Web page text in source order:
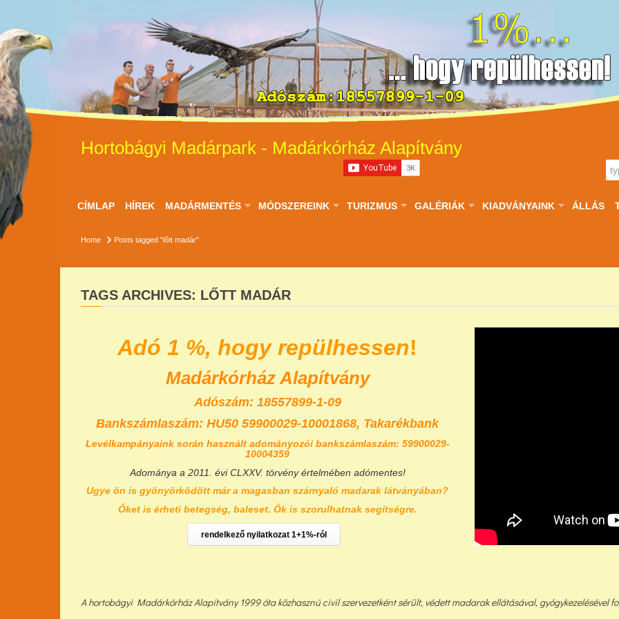
Hortobágyi Madárpark - Madárkórház Alapítvány
CÍMLAP HÍREK MADÁRMENTÉS MÓDSZEREINK TURIZMUS GALÉRIÁK KIADVÁNYAINK ÁLLÁS
Home Posts tagged "lőtt madár"
TAGS ARCHIVES: LŐTT MADÁR
Adó 1 %, hogy repülhessen!
Madárkórház Alapítvány
Adószám: 18557899-1-09
Bankszámlaszám: HU50 59900029-10001868, Takarékbank
Levélkampányaink során használt adományozói bankszámlaszám: 59900029-
10004359
Adománya a 2011. évi CLXXV. törvény értelmében adómentes!
Ugye ön is gyönyörködött már a magasban szárnyaló madarak látványában?
Őket is érheti betegség, baleset. Ők is szorulhatnak segítségre.
rendelkező nyilatkozat 1+1%-ról
A hortobágyi Madárkórház Alapítvány 1999 óta közhasznú civil szervezetként sérült, védett madarak ellátásával, gyógykezelésével